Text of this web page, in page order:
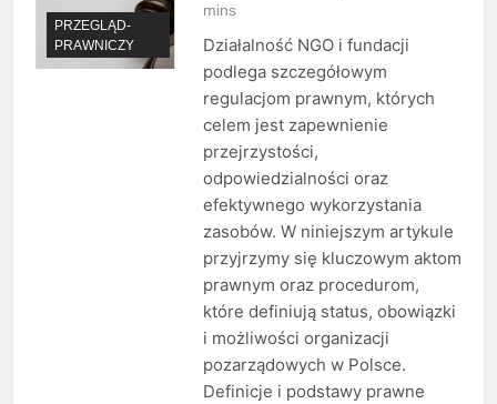
PRZEGLĄD-
PRAWNICZY
mins
Działalność NGO i fundacji
podlega szczegółowym
regulacjom prawnym, których
celem jest zapewnienie
przejrzystości,
odpowiedzialności oraz
efektywnego wykorzystania
zasobów. W niniejszym artykule
przyjrzymy się kluczowym aktom
prawnym oraz procedurom,
które definiują status, obowiązki
i możliwości organizacji
pozarządowych w Polsce.
Definicje i podstawy prawne